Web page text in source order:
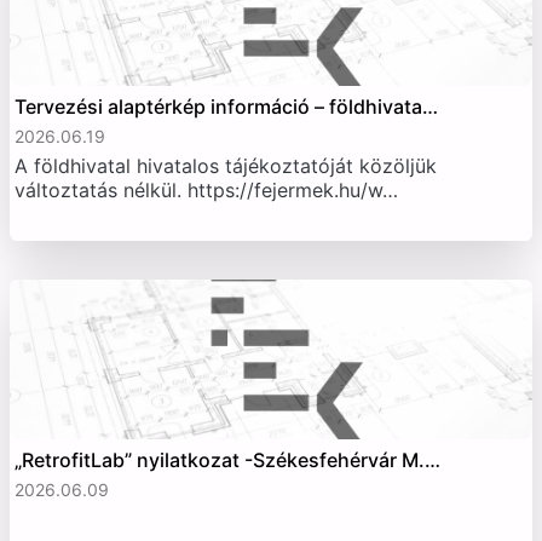
Tervezési alaptérkép információ – földhivata…
2026.06.19
A földhivatal hivatalos tájékoztatóját közöljük
változtatás nélkül. https://fejermek.hu/w…
„RetrofitLab” nyilatkozat -Székesfehérvár M.…
2026.06.09